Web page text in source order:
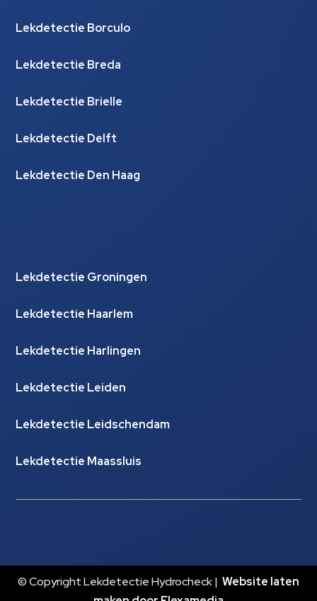
Lekdetectie Borculo
Lekdetectie Breda
Lekdetectie Brielle
Lekdetectie Delft
Lekdetectie Den Haag
Lekdetectie Groningen
Lekdetectie Haarlem
Lekdetectie Harlingen
Lekdetectie Leiden
Lekdetectie Leidschendam
Lekdetectie Maassluis
© Copyright Lekdetectie Hydrocheck | Website laten